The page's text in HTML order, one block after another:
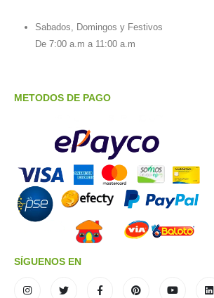
Sabados, Domingos y Festivos
De 7:00 a.m a 11:00 a.m
METODOS DE PAGO
SÍGUENOS EN